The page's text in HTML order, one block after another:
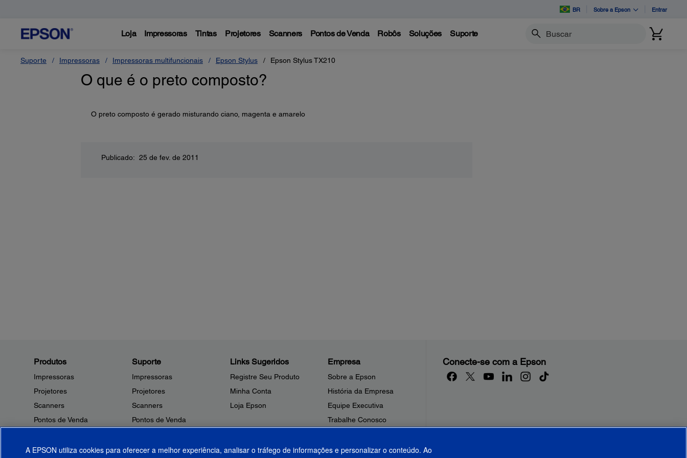
BR Sobre a Epson Entrar
Loja Impressoras Tintas Projetores Scanners Pontos de Venda Robôs Soluções Suporte Buscar
Suporte Impressoras Impressoras multifuncionais Epson Stylus Epson Stylus TX210
O que é o preto composto?
O preto composto é gerado misturando ciano, magenta e amarelo
Publicado: 25 de fev. de 2011
Produtos
Impressoras
Projetores
Scanners
Pontos de Venda
Microdispositivos
Suporte
Impressoras
Projetores
Scanners
Pontos de Venda
Outros Produtos
Links Sugeridos
Registre Seu Produto
Minha Conta
Loja Epson
Empresa
Sobre a Epson
História da Empresa
Equipe Executiva
Trabalhe Conosco
Fale Conosco
Conecte-se com a Epson
A EPSON utiliza cookies para oferecer a melhor experiência, analisar o tráfego de informações e personalizar o conteúdo. Ao